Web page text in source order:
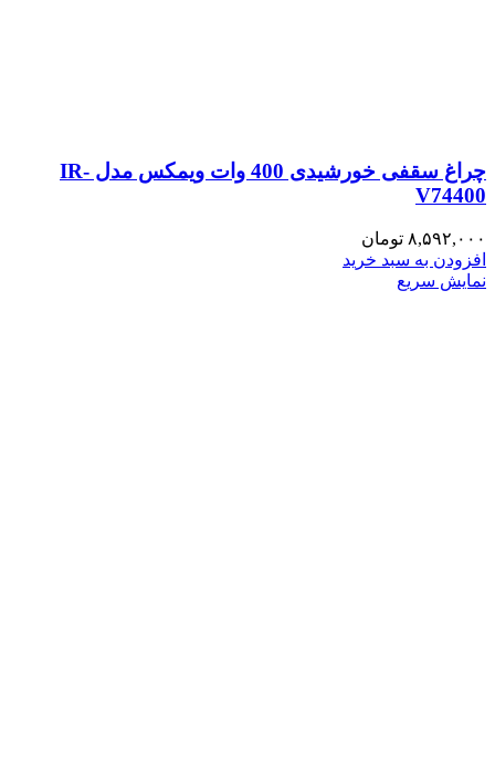
چراغ سقفی خورشیدی 400 وات ویمکس مدل IR-
V74400
۸,۵۹۲,۰۰۰ تومان
افزودن به سبد خرید
نمایش سریع